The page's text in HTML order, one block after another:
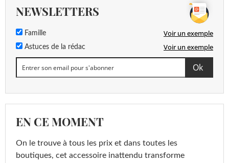
NEWSLETTERS
Famille Voir un exemple
Astuces de la rédac Voir un exemple
EN CE MOMENT
On le trouve à tous les prix et dans toutes les
boutiques, cet accessoire inattendu transforme